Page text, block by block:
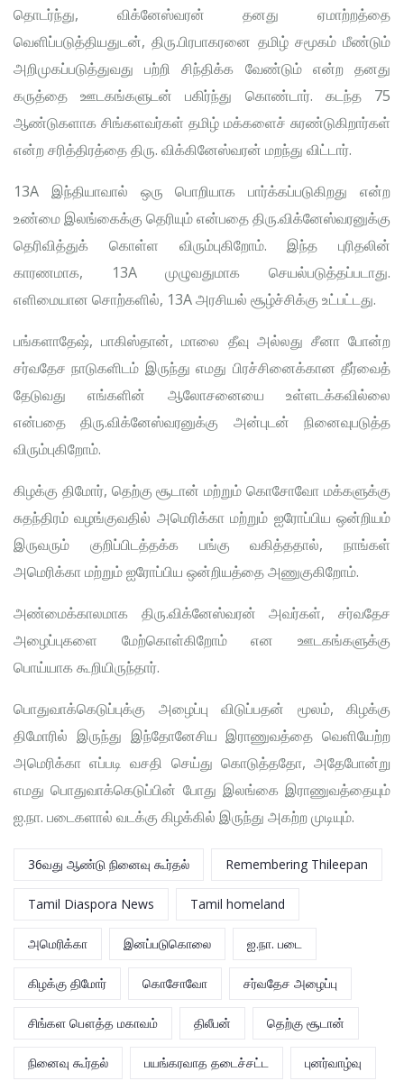
தொடர்ந்து, விக்னேஸ்வரன் தனது ஏமாற்றத்தை
வெளிப்படுத்தியதுடன், திரு.பிரபாகரனை தமிழ் சமூகம் மீண்டும்
அறிமுகப்படுத்துவது பற்றி சிந்திக்க வேண்டும் என்ற தனது
கருத்தை ஊடகங்களுடன் பகிர்ந்து கொண்டார். கடந்த 75
ஆண்டுகளாக சிங்களவர்கள் தமிழ் மக்களைச் சுரண்டுகிறார்கள்
என்ற சரித்திரத்தை திரு. விக்கினேஸ்வரன் மறந்து விட்டார்.
13A இந்தியாவால் ஒரு பொறியாக பார்க்கப்படுகிறது என்ற
உண்மை இலங்கைக்கு தெரியும் என்பதை திரு.விக்னேஸ்வரனுக்கு
தெரிவித்துக் கொள்ள விரும்புகிறோம். இந்த புரிதலின்
காரணமாக, 13A முழுவதுமாக செயல்படுத்தப்படாது.
எளிமையான சொற்களில், 13A அரசியல் சூழ்ச்சிக்கு உட்பட்டது.
பங்களாதேஷ், பாகிஸ்தான், மாலை தீவு அல்லது சீனா போன்ற
சர்வதேச நாடுகளிடம் இருந்து எமது பிரச்சினைக்கான தீர்வைத்
தேடுவது எங்களின் ஆலோசனையை உள்ளடக்கவில்லை
என்பதை திரு.விக்னேஸ்வரனுக்கு அன்புடன் நினைவுபடுத்த
விரும்புகிறோம்.
கிழக்கு திமோர், தெற்கு சூடான் மற்றும் கொசோவோ மக்களுக்கு
சுதந்திரம் வழங்குவதில் அமெரிக்கா மற்றும் ஐரோப்பிய ஒன்றியம்
இருவரும் குறிப்பிடத்தக்க பங்கு வகித்ததால், நாங்கள்
அமெரிக்கா மற்றும் ஐரோப்பிய ஒன்றியத்தை அணுகுகிறோம்.
அண்மைக்காலமாக திரு.விக்னேஸ்வரன் அவர்கள், சர்வதேச
அழைப்புகளை மேற்கொள்கிறோம் என ஊடகங்களுக்கு
பொய்யாக கூறியிருந்தார்.
பொதுவாக்கெடுப்புக்கு அழைப்பு விடுப்பதன் மூலம், கிழக்கு
திமோரில் இருந்து இந்தோனேசிய இராணுவத்தை வெளியேற்ற
அமெரிக்கா எப்படி வசதி செய்து கொடுத்ததோ, அதேபோன்று
எமது பொதுவாக்கெடுப்பின் போது இலங்கை இராணுவத்தையும்
ஐ.நா. படைகளால் வடக்கு கிழக்கில் இருந்து அகற்ற முடியும்.
36வது ஆண்டு நினைவு கூர்தல் Remembering Thileepan
Tamil Diaspora News Tamil homeland
அமெரிக்கா இனப்படுகொலை ஐ.நா. படை
கிழக்கு திமோர் கொசோவோ சர்வதேச அழைப்பு
சிங்கள பௌத்த மகாவம் திலீபன் தெற்கு சூடான்
நினைவு கூர்தல் பயங்கரவாத தடைச்சட்ட புனர்வாழ்வு